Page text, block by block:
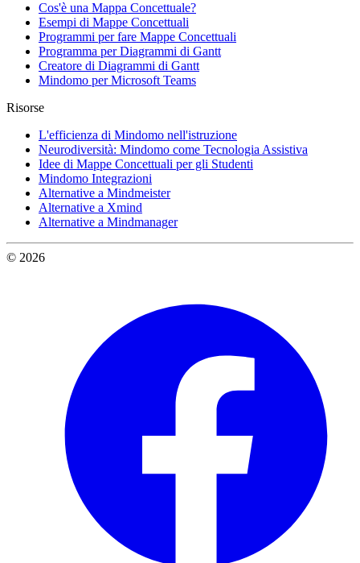
Cos'è una Mappa Concettuale?
Esempi di Mappe Concettuali
Programmi per fare Mappe Concettuali
Programma per Diagrammi di Gantt
Creatore di Diagrammi di Gantt
Mindomo per Microsoft Teams
Risorse
L'efficienza di Mindomo nell'istruzione
Neurodiversità: Mindomo come Tecnologia Assistiva
Idee di Mappe Concettuali per gli Studenti
Mindomo Integrazioni
Alternative a Mindmeister
Alternative a Xmind
Alternative a Mindmanager
© 2026